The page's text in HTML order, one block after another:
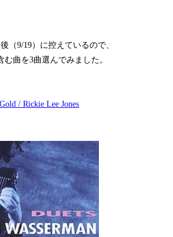
（9/19）に控えているので、
む曲を3曲選んでみました。
/ Rickie Lee Jones